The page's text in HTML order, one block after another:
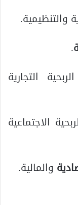
والتنظيمية.
.
التجارية
الاجتماعية
والمالية.